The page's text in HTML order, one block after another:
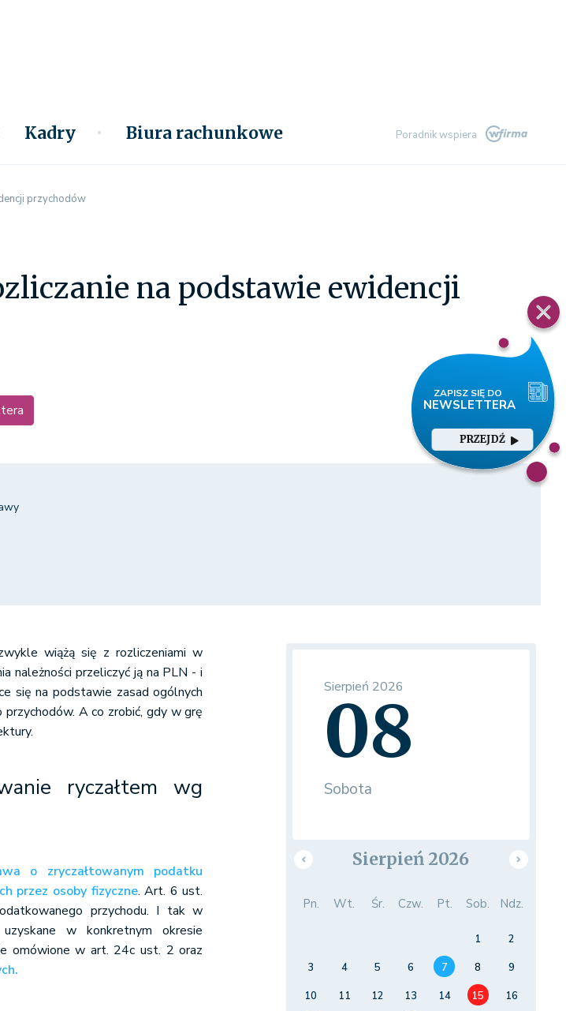
Kadry Biura rachunkowe Poradnik wspiera
PRZEJDŹ
przychodów
na podstawie ewidencji
wiążą się z rozliczeniami w
należności przeliczyć ją na PLN - i
się na podstawie zasad ogólnych
A co zrobić, gdy w grę
ryczałtem wg
o zryczałtowanym podatku
przez osoby fizyczne. Art. 6 ust.
przychodu. I tak w
w konkretnym okresie
omówione w art. 24c ust. 2 oraz
Sierpień 2026
08
Sobota
Sierpień 2026
Pn. Wt. Śr. Czw. Pt. Sob. Ndz.
1
2
3
4 5 6 7 8
9
10
11 12 13 14 15
16